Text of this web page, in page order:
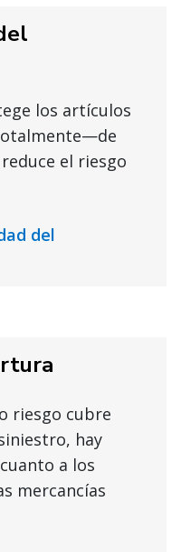
los artículos
el riesgo
del
riesgo cubre
hay
a los
mercancías